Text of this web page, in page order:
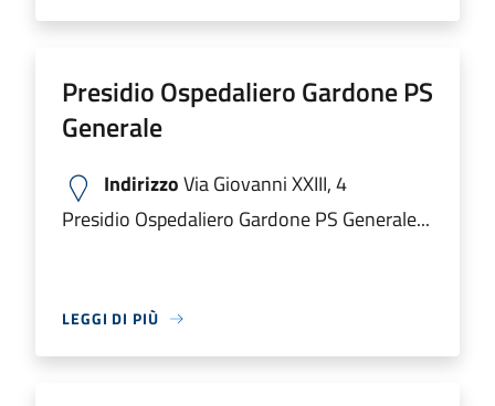
Presidio Ospedaliero Gardone PS
Generale
IndirizzoVia Giovanni XXIII, 4
Presidio Ospedaliero Gardone PS Generale...
LEGGI DI PIÙ